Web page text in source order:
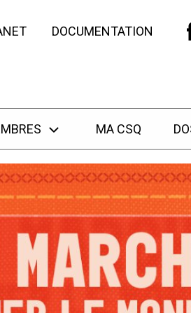
DOCUMENTATION
MA CSQ